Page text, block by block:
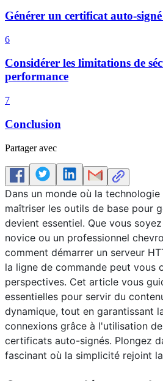
Générer un certificat auto-
6
Considérer les limitations de
performance
7
Conclusion
Partager avec
Dans un monde où la
maîtriser les outils de base pour
devient essentiel. Que vous
novice ou un professionnel
comment démarrer un serveur
la ligne de commande peut vous
perspectives. Cet article vous
essentielles pour servir du
dynamique, tout en garantissant
connexions grâce à l'utilisation
certificats auto-signés. Plongez
fascinant où la simplicité rejoint